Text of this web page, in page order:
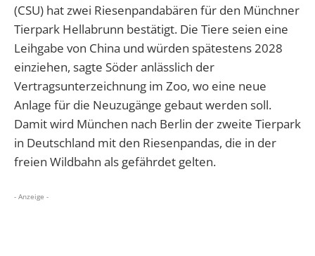
(CSU) hat zwei Riesenpandabären für den Münchner
Tierpark Hellabrunn bestätigt. Die Tiere seien eine
Leihgabe von China und würden spätestens 2028
einziehen, sagte Söder anlässlich der
Vertragsunterzeichnung im Zoo, wo eine neue
Anlage für die Neuzugänge gebaut werden soll.
Damit wird München nach Berlin der zweite Tierpark
in Deutschland mit den Riesenpandas, die in der
freien Wildbahn als gefährdet gelten.
- Anzeige -